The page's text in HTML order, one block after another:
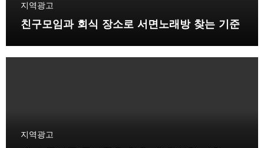
지역광고
친구모임과 회식 장소로 서면노래방 찾는 기준
지역광고